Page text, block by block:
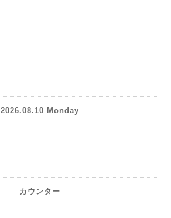
2026.08.10 Monday
カウンター